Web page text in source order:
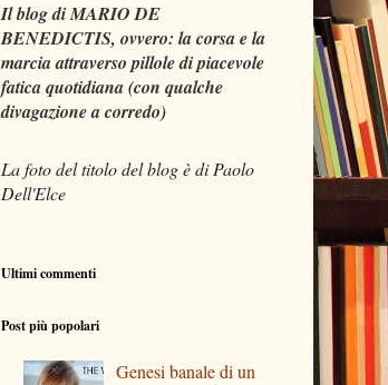
Il blog di MARIO DE
BENEDICTIS, ovvero: la corsa e la
marcia attraverso pillole di piacevole
fatica quotidiana (con qualche
divagazione a corredo)
La foto del titolo del blog è di Paolo
Dell'Elce
Ultimi commenti
Post più popolari
Genesi banale di un